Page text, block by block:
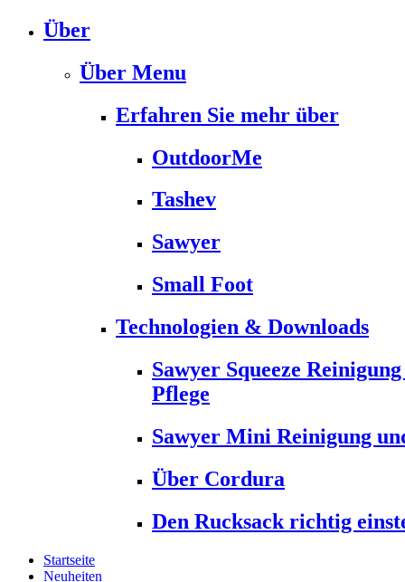
Über
Über Menu
Erfahren Sie mehr über
OutdoorMe
Tashev
Sawyer
Small Foot
Technologien & Downloads
Sawyer Squeeze
Pflege
Sawyer Mini Reinigung
Über Cordura
Den Rucksack richtig
Startseite
Neuheiten